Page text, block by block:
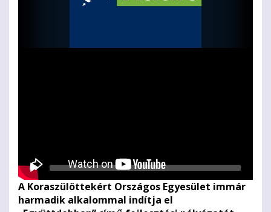
A Koraszülöttekért Országos Egyesület immár
harmadik alkalommal indítja el